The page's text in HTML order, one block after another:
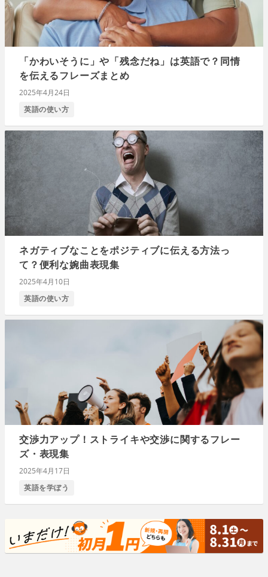
「かわいそうに」や「残念だね」は英語で？同情
を伝えるフレーズまとめ
2025年4月24日
英語の使い方
ネガティブなことをポジティブに伝える方法っ
て？便利な婉曲表現集
2025年4月10日
英語の使い方
交渉力アップ！ストライキや交渉に関するフレー
ズ・表現集
2025年4月17日
英語を学ぼう